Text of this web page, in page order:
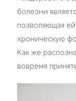
болезни
позволяющая
хроническую
Как же
вовремя